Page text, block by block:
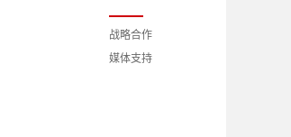
战略合作
媒体支持